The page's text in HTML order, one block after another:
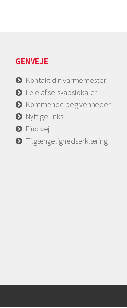
GENVEJE
Kontakt din varmemester
Leje af selskabslokaler
Kommende begivenheder
Nyttige links
Find vej
Tilgængelighedserklæring